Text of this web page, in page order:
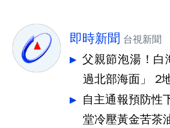
即時新聞 台視新聞
父親節泡湯！白
過北部海面」 2
自主通報預防性下架 北市令
堂冷壓黃金苦茶